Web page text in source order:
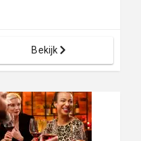
Bekijk